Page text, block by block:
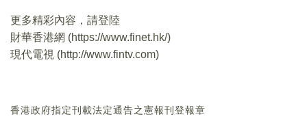
更多精彩內容，請登陸
財華香港網 (https://www.finet.hk/)
現代電視 (http://www.fintv.com)
香港政府指定刊載法定通告之憲報刊登報章